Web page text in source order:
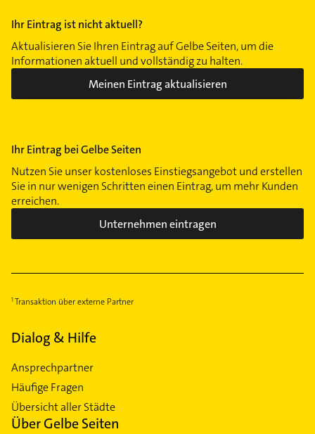
Ihr Eintrag ist nicht aktuell?
Aktualisieren Sie Ihren Eintrag auf Gelbe Seiten, um die
Informationen aktuell und vollständig zu halten.
Meinen Eintrag aktualisieren
Ihr Eintrag bei Gelbe Seiten
Nutzen Sie unser kostenloses Einstiegsangebot und erstellen
Sie in nur wenigen Schritten einen Eintrag, um mehr Kunden
erreichen.
Unternehmen eintragen
Transaktion über externe Partner
Dialog & Hilfe
Ansprechpartner
Häufige Fragen
Übersicht aller Städte
Über Gelbe Seiten